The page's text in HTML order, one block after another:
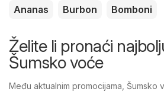
Ananas
Burbon Bomboni
Želite li pronaći
Šumsko voće
Među aktualnim promocijama, Šumsko